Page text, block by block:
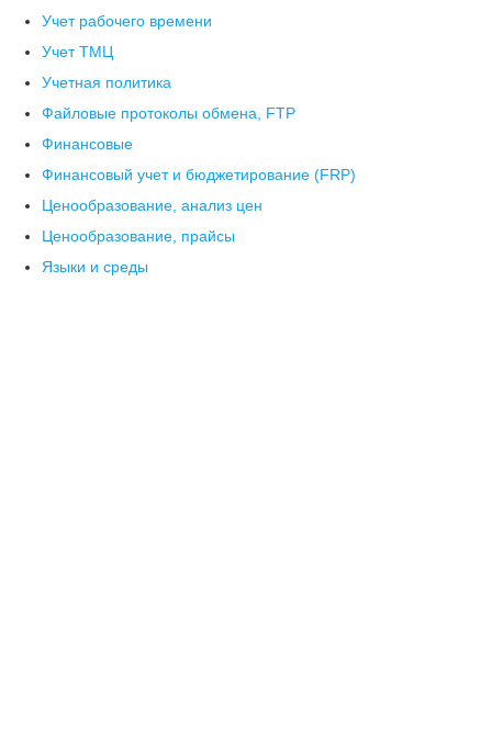
Учет рабочего времени
Учет ТМЦ
Учетная политика
Файловые протоколы обмена, FTP
Финансовые
Финансовый учет и бюджетирование (FRP)
Ценообразование, анализ цен
Ценообразование, прайсы
Языки и среды